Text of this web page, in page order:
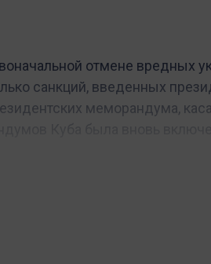
отмене вредных
санкций, введенных
меморандума,